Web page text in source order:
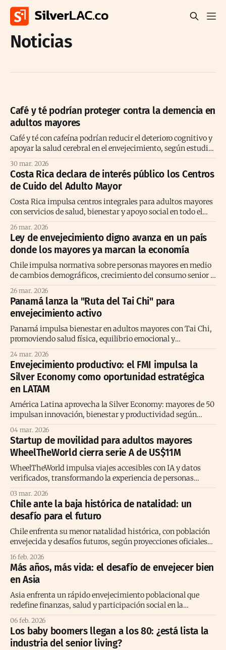
Noticias
Café y té podrían proteger contra la demencia en
adultos mayores
Café y té con cafeína podrían reducir el deterioro cognitivo y
apoyar la salud cerebral en el envejecimiento, según estudio
30 mar. 2026
Costa Rica declara de interés público los Centros
de Cuido del Adulto Mayor
Costa Rica impulsa centros integrales para adultos mayores
con servicios de salud, bienestar y apoyo social en todo el
26 mar. 2026
Ley de envejecimiento digno avanza en un país
donde los mayores ya marcan la economía
Chile impulsa normativa sobre personas mayores en medio
de cambios demográficos, crecimiento del consumo senior y
26 mar. 2026
Panamá lanza la "Ruta del Tai Chi" para
envejecimiento activo
Panamá impulsa bienestar en adultos mayores con Tai Chi,
promoviendo salud física, equilibrio emocional y
24 mar. 2026
Envejecimiento productivo: el FMI impulsa la
Silver Economy como oportunidad estratégica
en LATAM
América Latina aprovecha la Silver Economy: mayores de 50
impulsan innovación, bienestar y productividad según
04 mar. 2026
Startup de movilidad para adultos mayores
WheelTheWorld cierra serie A de US$11M
WheelTheWorld impulsa viajes accesibles con IA y datos
verificados, transformando la experiencia de personas
03 mar. 2026
Chile ante la baja histórica de natalidad: un
desafío para el futuro
Chile enfrenta su menor natalidad histórica, con población
envejecida y desafíos futuros, según proyecciones oficiales
del INE y expertos demográficos.
16 feb. 2026
Más años, más vida: el desafío de envejecer bien
en Asia
Asia enfrenta un rápido envejecimiento poblacional que
redefine finanzas, salud y participación social en la
construcción de sociedades longevas y sostenibles.
06 feb. 2026
Los baby boomers llegan a los 80: ¿está lista la
industria del senior living?